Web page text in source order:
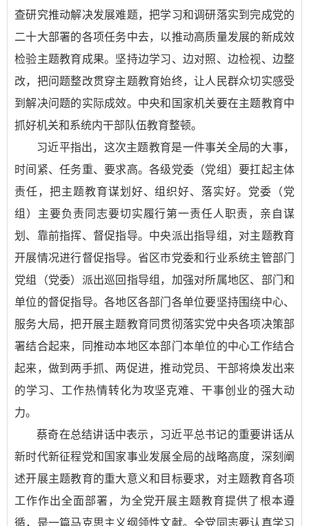
查研究推动解决发展难题，把学习和调研落实到完成党的
二十大部署的各项任务中去，以推动高质量发展的新成效
检验主题教育成果。坚持边学习、边对照、边检视、边整
改，把问题整改贯穿主题教育始终，让人民群众切实感受
到解决问题的实际成效。中央和国家机关要在主题教育中
抓好机关和系统内干部队伍教育整顿。
习近平指出，这次主题教育是一件事关全局的大事，
时间紧、任务重、要求高。各级党委（党组）要扛起主体
责任，把主题教育谋划好、组织好、落实好。党委（党
组）主要负责同志要切实履行第一责任人职责，亲自谋
划、靠前指挥、督促指导。中央派出指导组，对主题教育
开展情况进行督促指导。省区市党委和行业系统主管部门
党组（党委）派出巡回指导组，加强对所属地区、部门和
单位的督促指导。各地区各部门各单位要坚持围绕中心、
服务大局，把开展主题教育同贯彻落实党中央各项决策部
署结合起来，同推动本地区本部门本单位的中心工作结合
起来，做到两手抓、两促进，推动党员、干部将焕发出来
的学习、工作热情转化为攻坚克难、干事创业的强大动
力。
蔡奇在总结讲话中表示，习近平总书记的重要讲话从
新时代新征程党和国家事业发展全局的战略高度，深刻阐
述开展主题教育的重大意义和目标要求，对主题教育各项
工作作出全面部署，为全党开展主题教育提供了根本遵
循，是一篇马克思主义纲领性文献。全党同志要认真学习